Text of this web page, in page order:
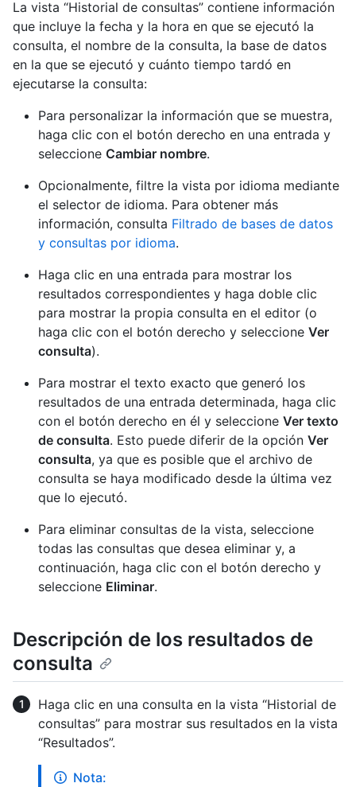
La vista “Historial de consultas” contiene información
que incluye la fecha y la hora en que se ejecutó la
consulta, el nombre de la consulta, la base de datos
en la que se ejecutó y cuánto tiempo tardó en
ejecutarse la consulta:
Para personalizar la información que se muestra,
haga clic con el botón derecho en una entrada y
seleccione Cambiar nombre.
Opcionalmente, filtre la vista por idioma mediante
el selector de idioma. Para obtener más
información, consulta Filtrado de bases de datos
y consultas por idioma.
Haga clic en una entrada para mostrar los
resultados correspondientes y haga doble clic
para mostrar la propia consulta en el editor (o
haga clic con el botón derecho y seleccione Ver
consulta).
Para mostrar el texto exacto que generó los
resultados de una entrada determinada, haga clic
con el botón derecho en él y seleccione Ver texto
de consulta. Esto puede diferir de la opción Ver
consulta, ya que es posible que el archivo de
consulta se haya modificado desde la última vez
que lo ejecutó.
Para eliminar consultas de la vista, seleccione
todas las consultas que desea eliminar y, a
continuación, haga clic con el botón derecho y
seleccione Eliminar.
Descripción de los resultados de
consulta
Haga clic en una consulta en la vista “Historial de
consultas” para mostrar sus resultados en la vista
“Resultados”.
Nota: